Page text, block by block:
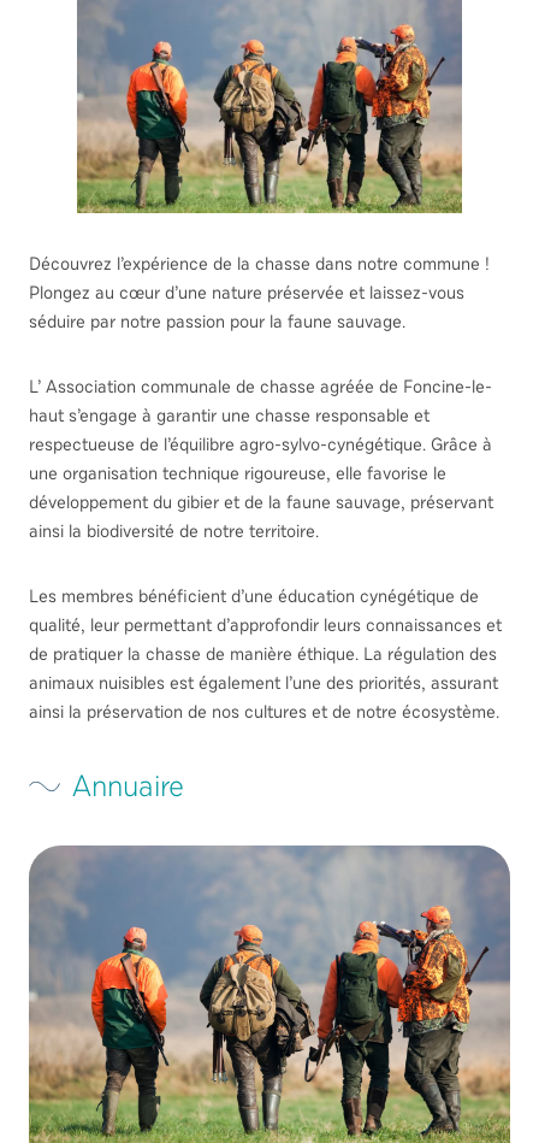
Découvrez l’expérience de la chasse dans notre commune !
Plongez au cœur d’une nature préservée et laissez-vous
séduire par notre passion pour la faune sauvage.
L’ Association communale de chasse agréée de Foncine-le-
haut s’engage à garantir une chasse responsable et
respectueuse de l’équilibre agro-sylvo-cynégétique. Grâce à
une organisation technique rigoureuse, elle favorise le
développement du gibier et de la faune sauvage, préservant
ainsi la biodiversité de notre territoire.
Les membres bénéficient d’une éducation cynégétique de
qualité, leur permettant d’approfondir leurs connaissances et
de pratiquer la chasse de manière éthique. La régulation des
animaux nuisibles est également l’une des priorités, assurant
ainsi la préservation de nos cultures et de notre écosystème.
Annuaire